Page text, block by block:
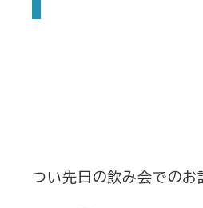
つい先日の飲み会でのお